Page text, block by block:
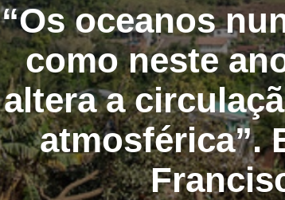
“Os oceanos
como neste
altera a
atmosférica”.